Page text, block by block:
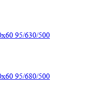
95/630/500
95/680/500